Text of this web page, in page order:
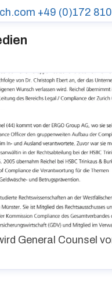
+49 (0)172
General Counsel